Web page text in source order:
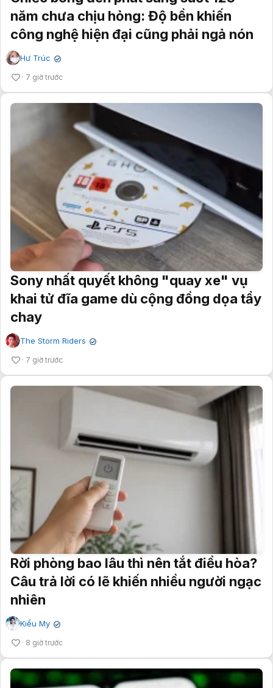
năm chưa chịu hỏng: Độ bền khiến
công nghệ hiện đại cũng phải ngả nón
Hư Trúc ✔
7 giờ trước
Sony nhất quyết không "quay xe" vụ
khai tử đĩa game dù cộng đồng dọa tẩy
chay
The Storm Riders ✔
7 giờ trước
Rời phòng bao lâu thì nên tắt điều hòa?
Câu trả lời có lẽ khiến nhiều người ngạc
nhiên
Kiều My ✔
8 giờ trước